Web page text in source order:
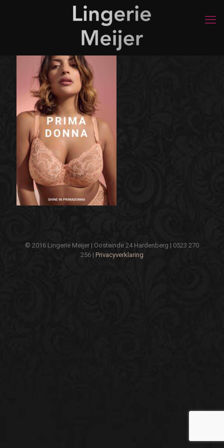
© 2016 Lingerie Meijer | Oosteinde 24 Hardenberg | 0523 270
256 | Privacyverklaring